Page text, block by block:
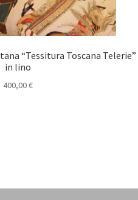
“Tessitura Toscana Telerie”
in lino
400,00€